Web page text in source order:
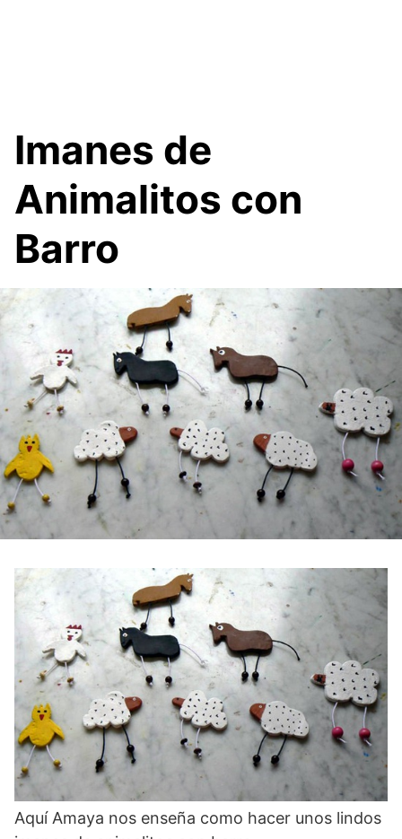
Imanes de
Animalitos con
Barro
Aquí Amaya nos enseña como hacer unos lindos